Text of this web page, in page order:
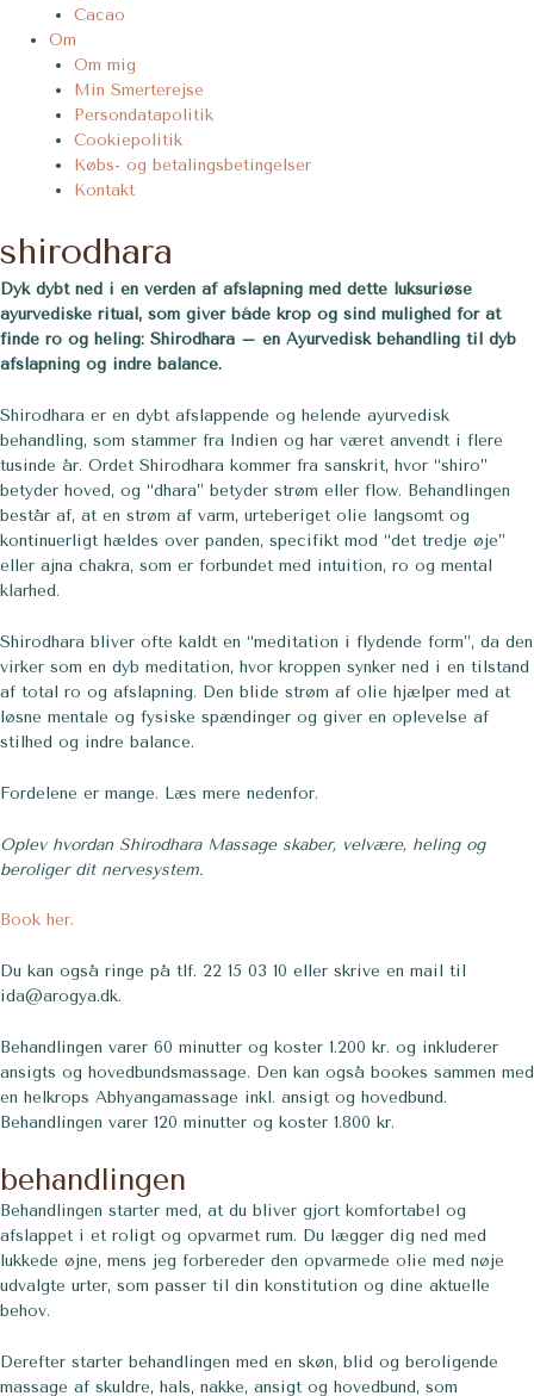
Cacao
Om
Om mig
Min Smerterejse
Persondatapolitik
Cookiepolitik
Købs- og betalingsbetingelser
Kontakt
shirodhara
Dyk dybt ned i en verden af afslapning med dette luksuriøse
ayurvediske ritual, som giver både krop og sind mulighed for at
finde ro og heling: Shirodhara – en Ayurvedisk behandling til dyb
afslapning og indre balance.
Shirodhara er en dybt afslappende og helende ayurvedisk
behandling, som stammer fra Indien og har været anvendt i flere
tusinde år. Ordet Shirodhara kommer fra sanskrit, hvor “shiro”
betyder hoved, og “dhara” betyder strøm eller flow. Behandlingen
består af, at en strøm af varm, urteberiget olie langsomt og
kontinuerligt hældes over panden, specifikt mod “det tredje øje”
eller ajna chakra, som er forbundet med intuition, ro og mental
klarhed.
Shirodhara bliver ofte kaldt en “meditation i flydende form”, da den
virker som en dyb meditation, hvor kroppen synker ned i en tilstand
af total ro og afslapning. Den blide strøm af olie hjælper med at
løsne mentale og fysiske spændinger og giver en oplevelse af
stilhed og indre balance.
Fordelene er mange. Læs mere nedenfor.
Oplev hvordan Shirodhara Massage skaber, velvære, heling og
beroliger dit nervesystem.
Book her.
Du kan også ringe på tlf. 22 15 03 10 eller skrive en mail til
ida@arogya.dk.
Behandlingen varer 60 minutter og koster 1.200 kr. og inkluderer
ansigts og hovedbundsmassage. Den kan også bookes sammen med
en helkrops Abhyangamassage inkl. ansigt og hovedbund.
Behandlingen varer 120 minutter og koster 1.800 kr.
behandlingen
Behandlingen starter med, at du bliver gjort komfortabel og
afslappet i et roligt og opvarmet rum. Du lægger dig ned med
lukkede øjne, mens jeg forbereder den opvarmede olie med nøje
udvalgte urter, som passer til din konstitution og dine aktuelle
behov.
Derefter starter behandlingen med en skøn, blid og beroligende
massage af skuldre, hals, nakke, ansigt og hovedbund, som